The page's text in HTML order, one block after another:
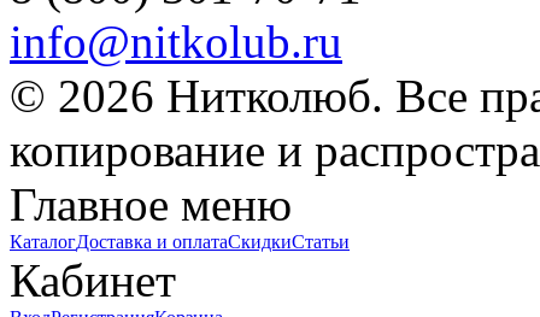
info@nitkolub.ru
© 2026 Нитколюб. Все
копирование и
Главное меню
КаталогДоставка и оплатаСкидкиСтатьи
Кабинет